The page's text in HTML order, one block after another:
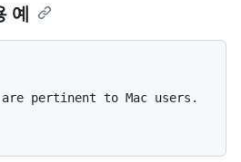
예
pertinent to Mac users.